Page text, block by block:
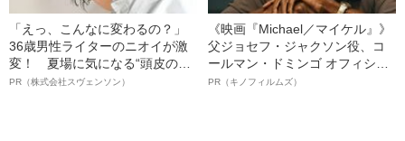
「えっ、こんなに変わるの？」
36歳男性ライターのニオイが激
変！ 夏場に気になる“頭皮のニ
オイ”や“ベタつき”を解消す
PR（株式会社スヴェンソン）
《映画『Michael／マイケル』》
父ジョセフ・ジャクソン役、コ
ールマン・ドミンゴ オフィシャ
ルインタビュー“観客を魅了した
PR（キノフィルムズ）